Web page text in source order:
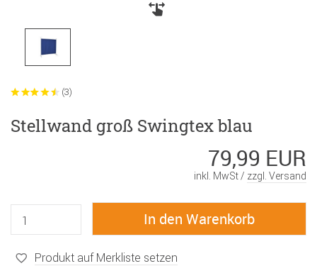
(3)
Stellwand groß Swingtex blau
79,99 EUR
inkl. MwSt / zzgl. Versand
Produkt auf Merkliste setzen